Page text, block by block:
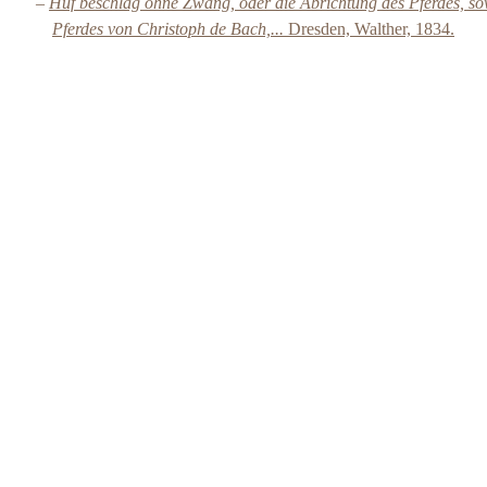
Pferdes von Christoph de Bach,... Dresden, Walther, 1834.